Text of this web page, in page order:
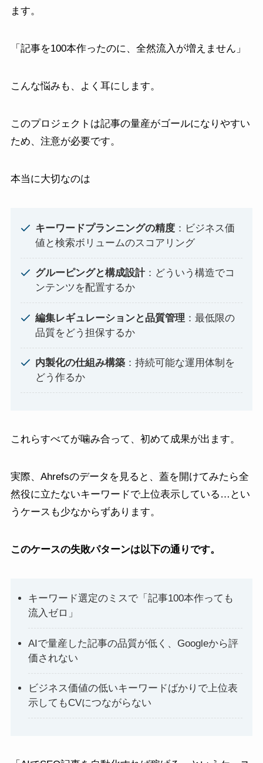
ます。
「記事を100本作ったのに、全然流入が増えません」
こんな悩みも、よく耳にします。
このプロジェクトは記事の量産がゴールになりやすい
ため、注意が必要です。
本当に大切なのは
キーワードプランニングの精度 ：ビジネス価
値と検索ボリュームのスコアリング
グルーピングと構成設計：どういう構造でコ
ンテンツを配置するか
編集レギュレーションと品質管理 ：最低限の
品質をどう担保するか
内製化の仕組み構築 ：持続可能な運用体制を
どう作るか
これらすべてが噛み合って、初めて成果が出ます。
実際、Ahrefsのデータを見ると、蓋を開けてみたら全
然役に立たないキーワードで上位表示している…とい
うケースも少なからずあります。
このケースの失敗パターンは以下の通りです。
キーワード選定のミスで「記事100本作っても
流入ゼロ」
AIで量産した記事の品質が低く、Googleから評
価されない
ビジネス価値の低いキーワードばかりで上位表
示してもCVにつながらない